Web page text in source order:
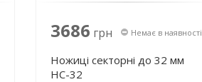
3686 грн Немає в наявності
Ножиці секторні до 32 мм
НС-32